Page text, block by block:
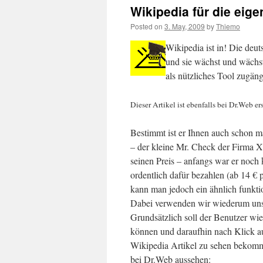
Wikipedia für die
Posted on 3. May, 2009 byThiemo
Wikipedia ist in! Die
und sie wächst und
als nützliches Tool
Dieser Artikel ist ebenfalls bei Dr.Web
Bestimmt ist er Ihnen auch schon
– der kleine Mr. Check der Firma
seinen Preis – anfangs war er
ordentlich dafür bezahlen (ab 14
kann man jedoch ein ähnlich
Dabei verwenden wir wiederum
Grundsätzlich soll der Benutzer
können und daraufhin nach Klick
Wikipedia Artikel zu sehen
bei Dr.Web aussehen: